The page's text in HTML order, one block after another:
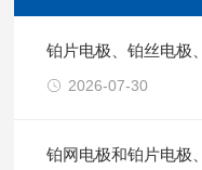
铂片电极、铂丝电极
2026-07-30
铂网电极和铂片电极